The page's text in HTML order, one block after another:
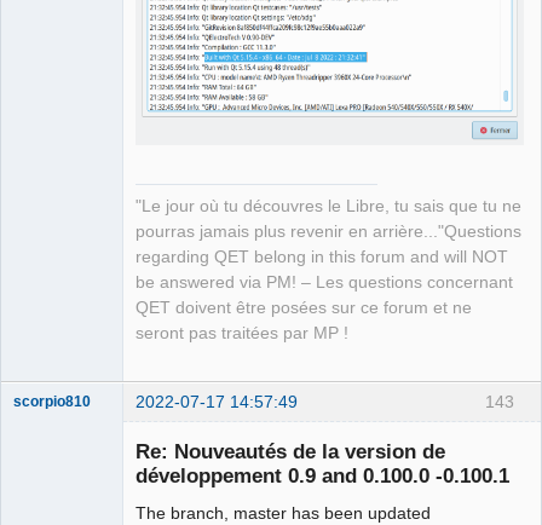
"Le jour où tu découvres le Libre, tu sais que tu ne
pourras jamais plus revenir en arrière..."Questions
regarding QET belong in this forum and will NOT
be answered via PM! – Les questions concernant
QET doivent être posées sur ce forum et ne
seront pas traitées par MP !
143
scorpio810 2022-07-17 14:57:49
Re: Nouveautés de la version de
développement 0.9 and 0.100.0 -0.100.1
The branch, master has been updated